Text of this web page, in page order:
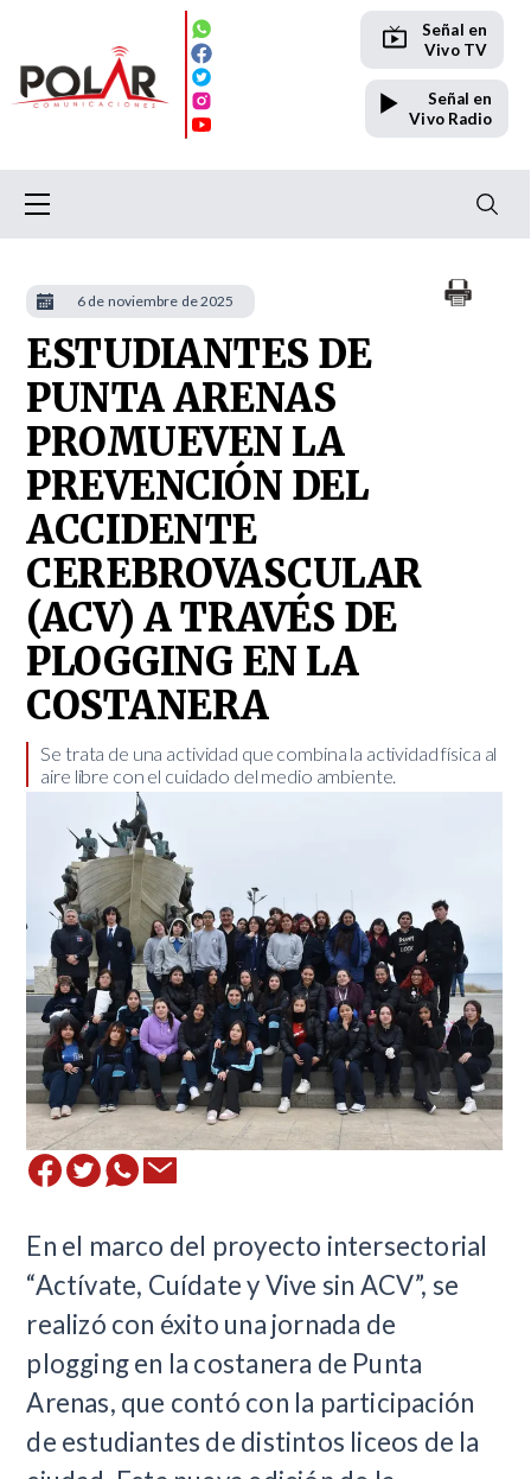
Señal en
Vivo TV
Señal en
Vivo Radio
ESTUDIANTES DE
PUNTA ARENAS
PROMUEVEN LA
PREVENCIÓN DEL
ACCIDENTE
CEREBROVASCULAR
(ACV) A TRAVÉS DE
PLOGGING EN LA
COSTANERA
Se trata de una actividad que combina la actividad física al
aire libre con el cuidado del medio ambiente.
​En el marco del proyecto intersectorial
“Actívate, Cuídate y Vive sin ACV”, se
realizó con éxito una jornada de
plogging en la costanera de Punta
Arenas, que contó con la participación
de estudiantes de distintos liceos de la
6 de noviembre de 2025